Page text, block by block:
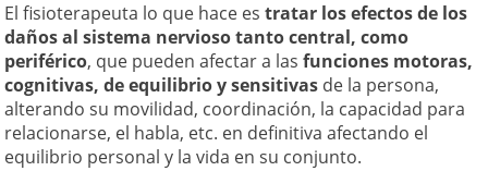
El fisioterapeuta lo que hace estratar los efectos de los
daños al sistema nervioso tanto central, como
periférico, que pueden afectar a lasfunciones motoras,
cognitivas, de equilibrio y sensitivas de la persona,
alterando su movilidad, coordinación, la capacidad para
relacionarse, el habla, etc. en definitiva afectando el
equilibrio personal y la vida en su conjunto.